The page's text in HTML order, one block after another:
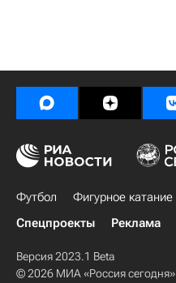
Футбол Фигурное катание
Спецпроекты
Реклама
Версия 2023.1 Beta
© 2026 МИА «Россия сегодня»